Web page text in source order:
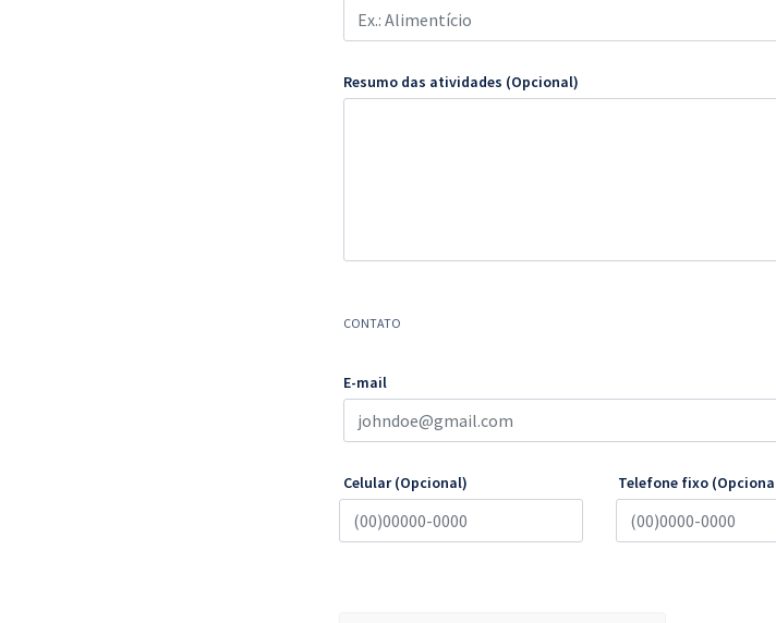
Resumo das atividades (Opcional)
CONTATO
E-mail
Celular (Opcional) Telefone fixo